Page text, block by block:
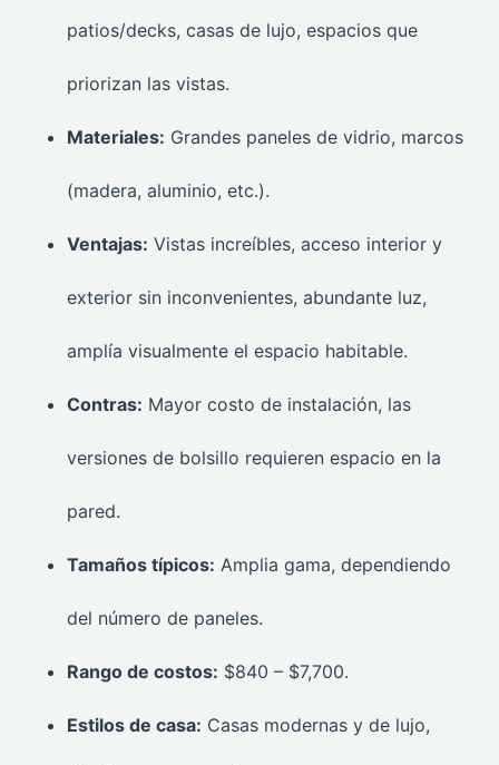
patios/decks, casas de lujo, espacios que
priorizan las vistas.
Materiales: Grandes paneles de vidrio, marcos
(madera, aluminio, etc.).
Ventajas: Vistas increíbles, acceso interior y
exterior sin inconvenientes, abundante luz,
amplía visualmente el espacio habitable.
Contras: Mayor costo de instalación, las
versiones de bolsillo requieren espacio en la
pared.
Tamaños típicos: Amplia gama, dependiendo
del número de paneles.
Rango de costos: $840 – $7,700.
Estilos de casa: Casas modernas y de lujo,